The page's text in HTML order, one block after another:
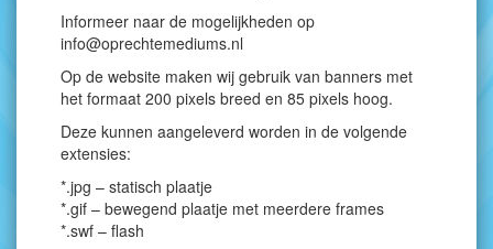
Informeer naar de mogelijkheden op
info@oprechtemediums.nl
Op de website maken wij gebruik van banners met
het formaat 200 pixels breed en 85 pixels hoog.
Deze kunnen aangeleverd worden in de volgende
extensies:
*.jpg – statisch plaatje
*.gif – bewegend plaatje met meerdere frames
*.swf – flash